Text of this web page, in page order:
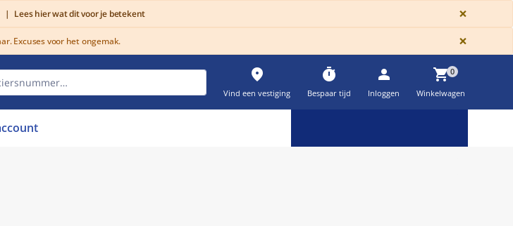
| Lees hier wat dit voor je betekent ×
Excuses voor het ongemak. ×
place
Vind een vestiging
timer
Bespaar tijd
person
Inloggen
shopping_cart0
Winkelwagen